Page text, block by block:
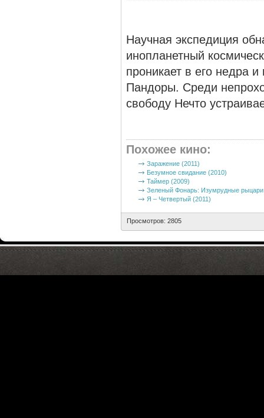
Научная экспедиция
инопланетный
проникает в его недра
Пандоры. Среди
свободу Нечто
Похожее кино:
Заражение (2011)
Безумное свидание (2010)
Таймер (2009)
Зеленый Фонарь: Изумрудные рыцари
Я – Четвертый (2011)
Просмотров: 2805